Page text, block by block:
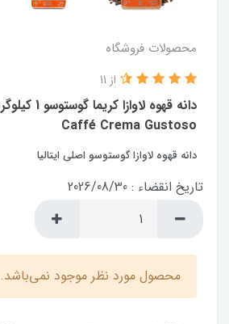
محصولات فروشگاه
Caffé Crema Gustoso
از 11
دانه قهوه لاوازا گوستوسو اصلی ایتالیا
تاریخ انقضاء : 2026/08/30
محصول مورد نظر موجود نمی‌باشد.